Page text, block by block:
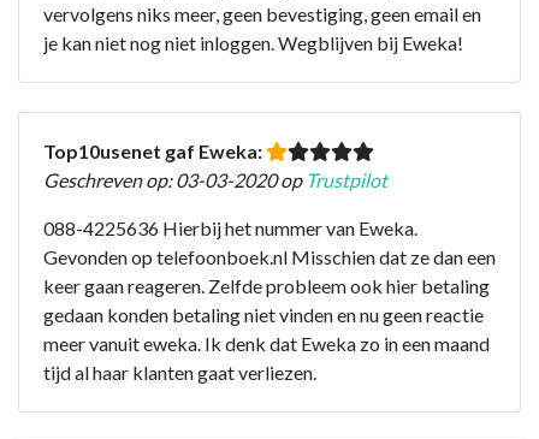
vervolgens niks meer, geen bevestiging, geen email en
je kan niet nog niet inloggen. Wegblijven bij Eweka!
Top10usenet gaf Eweka:
Geschreven op: 03-03-2020 op Trustpilot
088-4225636 Hierbij het nummer van Eweka.
Gevonden op telefoonboek.nl Misschien dat ze dan een
keer gaan reageren. Zelfde probleem ook hier betaling
gedaan konden betaling niet vinden en nu geen reactie
meer vanuit eweka. Ik denk dat Eweka zo in een maand
tijd al haar klanten gaat verliezen.